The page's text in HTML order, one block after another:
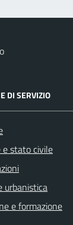
DI SERVIZIO
e stato civile
urbanistica
e formazione